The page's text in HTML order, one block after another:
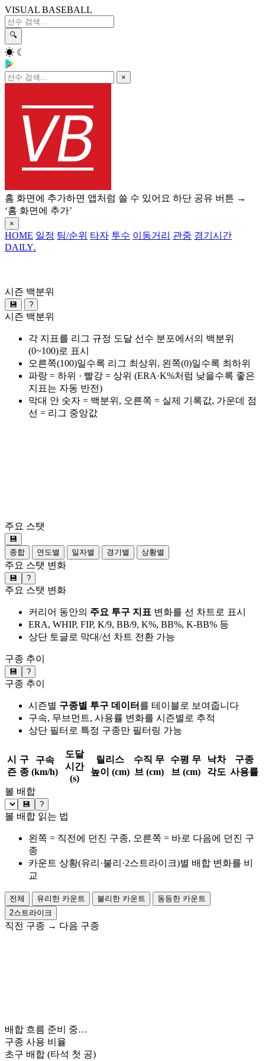
VISUAL BASEBALL
🔍
☀ ☾
×
홈 화면에 추가하면 앱처럼 쓸 수 있어요 하단 공유 버튼 →
‘홈 화면에 추가’
×
HOME 일정 팀/순위 타자 투수 이동거리 관중 경기시간
DAILY.
시즌 백분위
💾 ?
시즌 백분위
각 지표를 리그 규정 도달 선수 분포에서의 백분위
(0~100)로 표시
오른쪽(100)일수록 리그 최상위, 왼쪽(0)일수록 최하위
파랑 = 하위 · 빨강 = 상위 (ERA·K%처럼 낮을수록 좋은
지표는 자동 반전)
막대 안 숫자 = 백분위, 오른쪽 = 실제 기록값, 가운데 점
선 = 리그 중앙값
주요 스탯
💾
종합
연도별 일자별 경기별 상황별
주요 스탯 변화
💾 ?
주요 스탯 변화
커리어 동안의 주요 투구 지표 변화를 선 차트로 표시
ERA, WHIP, FIP, K/9, BB/9, K%, BB%, K-BB% 등
상단 토글로 막대/선 차트 전환 가능
구종 추이
💾 ?
구종 추이
시즌별 구종별 투구 데이터 를 테이블로 보여줍니다
구속, 무브먼트, 사용률 변화를 시즌별로 추적
상단 필터로 특정 구종만 필터링 가능
시
즌
구
종
구속
(km/h)
도달
시간
(s)
릴리스
높이 (cm)
수직 무
브 (cm)
수평 무
브 (cm)
낙차
각도
구종
사용률
볼 배합
💾 ?
볼 배합 읽는 법
왼쪽 = 직전에 던진 구종, 오른쪽 = 바로 다음에 던진 구
종
카운트 상황(유리·불리·2스트라이크)별 배합 변화를 비
교
전체 유리한 카운트 불리한 카운트
동등한 카운트
2스트라이크
직전 구종 → 다음 구종
배합 흐름 준비 중…
구종 사용 비율
초구 배합 (타석 첫 공)